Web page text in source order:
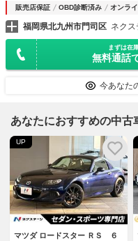
販売店保証 OBD診断済み オンラ
福岡県北九州市門司区 ネク
まずは在
無料通話
今あなた
あなたにおすすめの中古
UP
マツダ ロードスター ＲＳ ６